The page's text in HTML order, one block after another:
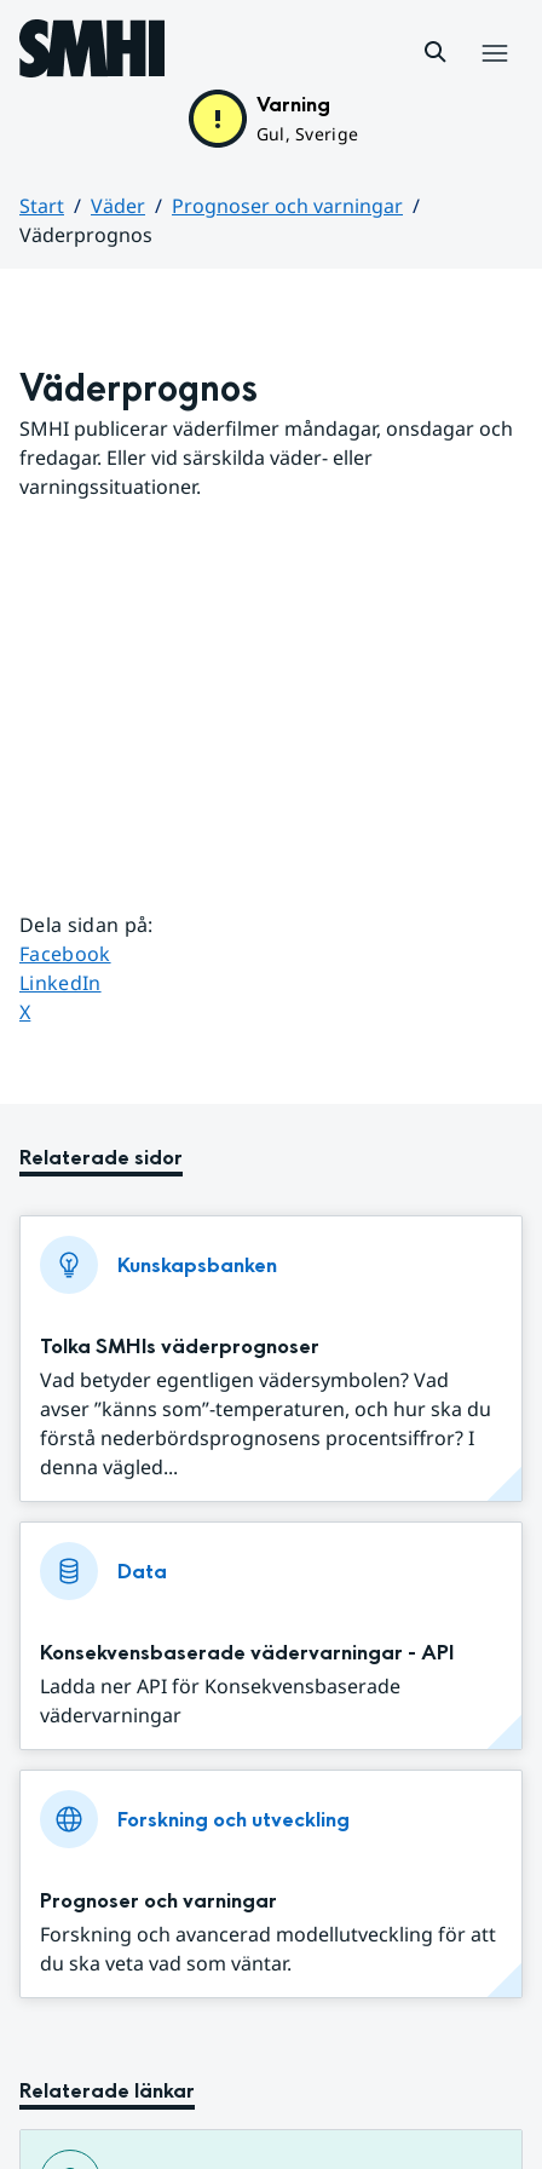
Hoppa till sidans innehåll
Varning
Gul, Sverige
Start Väder
Prognoser och varningar
Väderprognos
Väderprognos
SMHI publicerar väderfilmer måndagar, onsdagar och
fredagar. Eller vid särskilda väder- eller
varningssituationer.
Dela sidan på:
Dela sidan på
Facebook
Dela sidan på
LinkedIn
Dela sidan på
X
Relaterade sidor
Kunskapsbanken
Tolka SMHIs väderprognoser
Vad betyder egentligen vädersymbolen? Vad
avser ”känns som”-temperaturen, och hur ska du
förstå nederbördsprognosens procentsiffror? I
denna vägled...
Data
Konsekvensbaserade vädervarningar - API
Ladda ner API för Konsekvensbaserade
vädervarningar
Forskning och utveckling
Prognoser och varningar
Forskning och avancerad modellutveckling för att
du ska veta vad som väntar.
Relaterade länkar